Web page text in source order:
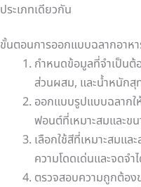
ประเภทเดียวกัน
ขั้นตอนการออกแบบฉลากอาห
กำหนดข้อมูลที่จำเป็น
ส่วนผสม, และน้ำหนักสุ
ออกแบบรูปแบบฉลากใ
ฟอนต์ที่เหมาะสมและข
เลือกใช้สีที่เหมาะสมแ
ความโดดเด่นและจดจำ
ตรวจสอบความถูกต้อ